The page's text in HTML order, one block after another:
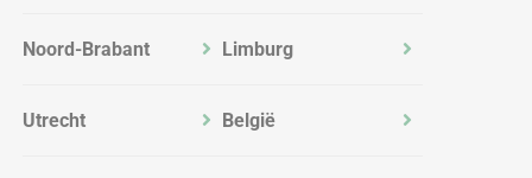
Noord-Brabant
Utrecht
Limburg
België